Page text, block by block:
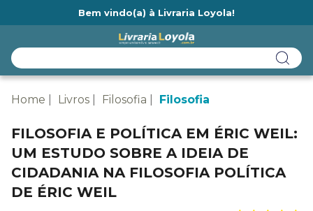
Bem vindo(a) à Livraria Loyola!
Home Livros Filosofia Filosofia
FILOSOFIA E POLÍTICA EM ÉRIC WEIL:
UM ESTUDO SOBRE A IDEIA DE
CIDADANIA NA FILOSOFIA POLÍTICA
DE ÉRIC WEIL